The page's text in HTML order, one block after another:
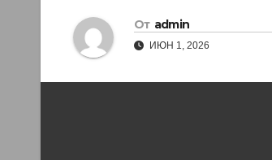
От admin
ИЮН 1, 2026